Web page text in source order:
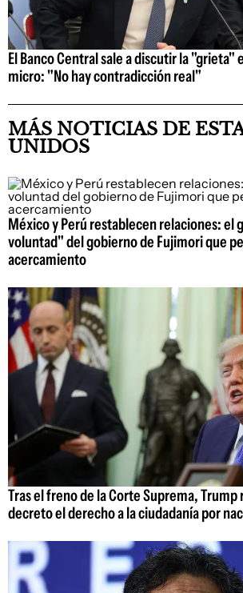
El Banco Central sale a discutir la "grieta"
micro: "No hay contradicción real"
MÁS NOTICIAS DE
UNIDOS
México y Perú restablecen relaciones: el
voluntad" del gobierno de Fujimori que
acercamiento
Tras el freno de la Corte Suprema,
decreto el derecho a la ciudadanía por